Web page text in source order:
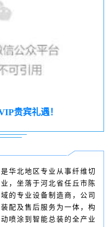
贵宾礼遇！
华北地区专业从事纤维切
，坐落于河北省任丘市陈
的专业设备制造商，公司
配及售后服务为一体，构
喷涂到智能总装的全产业